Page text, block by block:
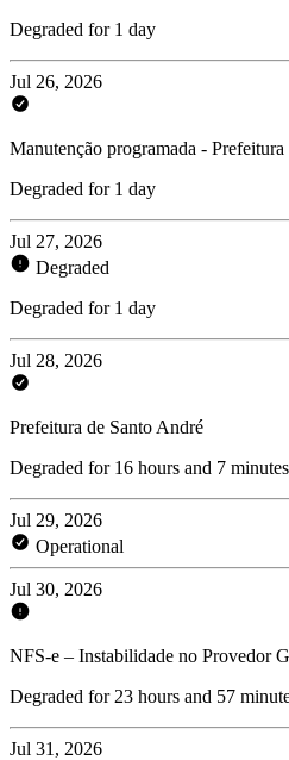
Degraded for 1 day
Jul 26, 2026
Manutenção programada - Prefeitura
Degraded for 1 day
Jul 27, 2026
Degraded
Degraded for 1 day
Jul 28, 2026
Prefeitura de Santo André
Degraded for 16 hours and 7 minutes
Jul 29, 2026
Operational
Jul 30, 2026
NFS-e – Instabilidade no Provedor
Degraded for 23 hours and 57
Jul 31, 2026